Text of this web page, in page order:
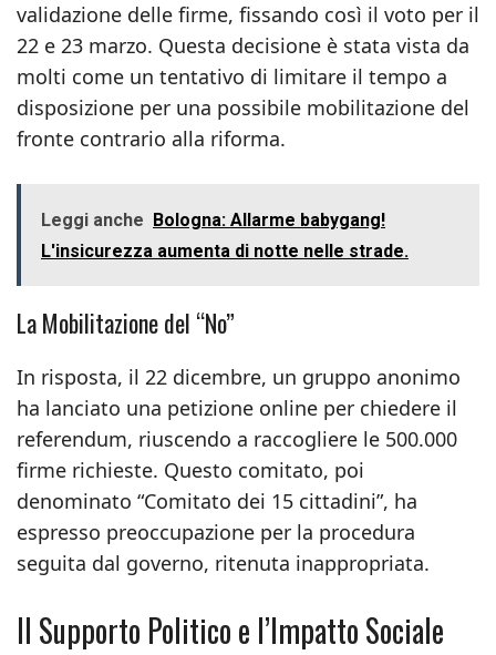
validazione delle firme, fissando così il voto per il
22 e 23 marzo. Questa decisione è stata vista da
molti come un tentativo di limitare il tempo a
disposizione per una possibile mobilitazione del
fronte contrario alla riforma.
Leggi anche Bologna: Allarme babygang!
L'insicurezza aumenta di notte nelle strade.
La Mobilitazione del “No”
In risposta, il 22 dicembre, un gruppo anonimo
ha lanciato una petizione online per chiedere il
referendum, riuscendo a raccogliere le 500.000
firme richieste. Questo comitato, poi
denominato “Comitato dei 15 cittadini”, ha
espresso preoccupazione per la procedura
seguita dal governo, ritenuta inappropriata.
Il Supporto Politico e l’Impatto Sociale